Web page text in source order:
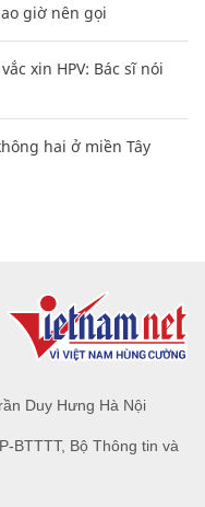
giờ nên gọi
xin HPV: Bác sĩ nói
hai ở miền Tây
Duy Hưng Hà Nội
BTTTT, Bộ Thông tin và